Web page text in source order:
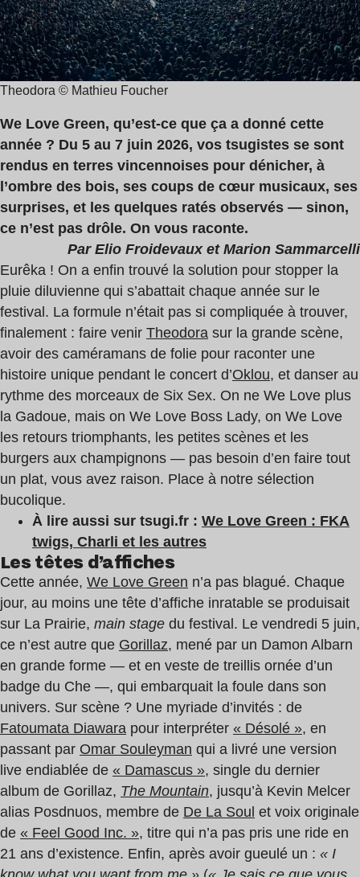
Theodora © Mathieu Foucher
We Love Green, qu’est-ce que ça a donné cette
année ? Du 5 au 7 juin 2026, vos tsugistes se sont
rendus en terres vincennoises pour dénicher, à
l’ombre des bois, ses coups de cœur musicaux, ses
surprises, et les quelques ratés observés — sinon,
ce n’est pas drôle. On vous raconte.
Par Elio Froidevaux et Marion Sammarcelli
Eurêka ! On a enfin trouvé la solution pour stopper la
pluie diluvienne qui s’abattait chaque année sur le
festival. La formule n’était pas si compliquée à trouver,
finalement : faire venir Theodora sur la grande scène,
avoir des caméramans de folie pour raconter une
histoire unique pendant le concert d’Oklou, et danser au
rythme des morceaux de Six Sex. On ne We Love plus
la Gadoue, mais on We Love Boss Lady, on We Love
les retours triomphants, les petites scènes et les
burgers aux champignons — pas besoin d’en faire tout
un plat, vous avez raison. Place à notre sélection
bucolique.
À lire aussi sur tsugi.fr : We Love Green : FKA
twigs, Charli et les autres
Les têtes d’affiches
Cette année, We Love Green n’a pas blagué. Chaque
jour, au moins une tête d’affiche inratable se produisait
sur La Prairie, main stage du festival. Le vendredi 5 juin,
ce n’est autre que Gorillaz, mené par un Damon Albarn
en grande forme — et en veste de treillis ornée d’un
badge du Che —, qui embarquait la foule dans son
univers. Sur scène ? Une myriade d’invités : de
Fatoumata Diawara pour interpréter « Désolé », en
passant par Omar Souleyman qui a livré une version
live endiablée de « Damascus », single du dernier
album de Gorillaz, The Mountain, jusqu’à Kevin Melcer
alias Posdnuos, membre de De La Soul et voix originale
de « Feel Good Inc. », titre qui n’a pas pris une ride en
21 ans d’existence. Enfin, après avoir gueulé un : « I